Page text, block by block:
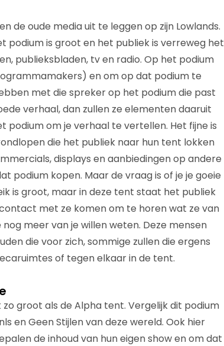
de oude media uit te leggen op zijn Lowlands.
podium is groot en het publiek is verreweg het
publieksbladen, tv en radio. Op het podium
en om op dat podium te
met die spreker op het podium die past
verhaal, dan zullen ze elementen daaruit
podium om je verhaal te vertellen. Het fijne is
die het publiek naar hun tent lokken
displays en aanbiedingen op andere
podium kopen. Maar de vraag is of je je goeie
is groot, maar in deze tent staat het publiek
met ze komen om te horen wat ze van
meer van je willen weten. Deze mensen
die voor zich, sommige zullen die ergens
of tegen elkaar in de tent.
groot als de Alpha tent. Vergelijk dit podium
en Geen Stijlen van deze wereld. Ook hier
de inhoud van hun eigen show en om dat